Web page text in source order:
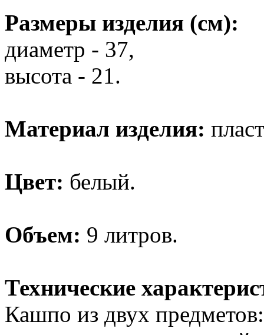
Размеры изделия (см):
диаметр - 37,
высота - 21.
Материал изделия:
Цвет: белый.
Объем: 9 литров.
Технические
Кашпо из двух